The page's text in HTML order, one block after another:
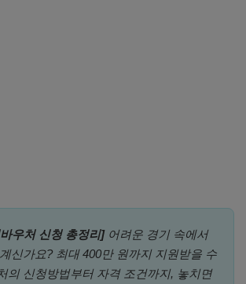
우처 신청 총정리]어려운 경기 속에서
신가요? 최대 400만 원까지 지원받을 수
의 신청방법부터 자격 조건까지, 놓치면